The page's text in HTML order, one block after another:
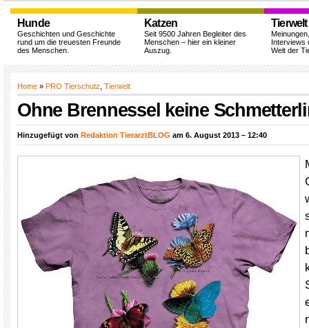
Hunde
Geschichten und Geschichte
rund um die treuesten Freunde
des Menschen.
Katzen
Seit 9500 Jahren Begleiter des
Menschen – hier ein kleiner
Auszug.
Tierwelt
Interviews
Welt der
Home » PRO Tierschutz Tierwelt
Ohne Brennessel keine
Hinzugefügt von Redaktion TierarztBLOG am 6. August 2013 – 12:40